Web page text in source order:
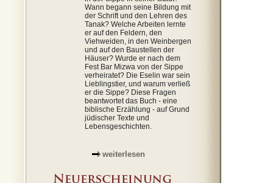
Wann begann seine Bildung mit
der Schrift und den Lehren des
Tanak? Welche Arbeiten lernte
er auf den Feldern, den
Viehweiden, in den Weinbergen
und auf den Baustellen der
Häuser? Wurde er nach dem
Fest Bar Mizwa von der Sippe
verheiratet? Die Eselin war sein
Lieblingstier, und warum verließ
er die Sippe? Diese Fragen
beantwortet das Buch - eine
biblische Erzählung - auf Grund
jüdischer Texte und
Lebensgeschichten.
weiterlesen